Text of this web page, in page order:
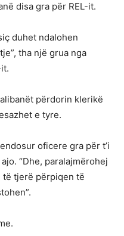
disa gra për REL-it.
duhet ndalohen
tha një grua nga
përdorin klerikë
e tyre.
oficere gra për t’i
“Dhe, paralajmërohej
të tjerë përpiqen të